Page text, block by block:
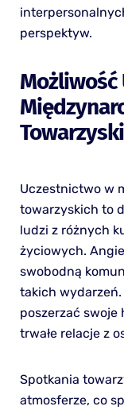
perspektyw.
Możliwość
Uczestnictwo w
towarzyskich to
ludzi z różnych
życiowych.
swobodną
takich
poszerzać swoje
trwałe relacje z
Spotkania
atmosferze, co